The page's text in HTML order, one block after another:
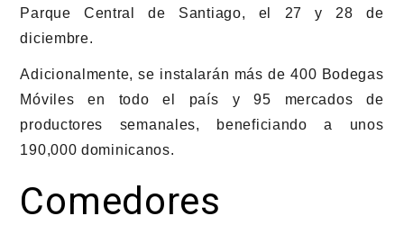
Parque Central de Santiago, el 27 y 28 de
diciembre.
Adicionalmente, se instalarán más de 400 Bodegas
Móviles en todo el país y 95 mercados de
productores semanales, beneficiando a unos
190,000 dominicanos.
Comedores